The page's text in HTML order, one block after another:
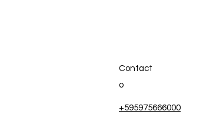
Contact
o
+595975666000